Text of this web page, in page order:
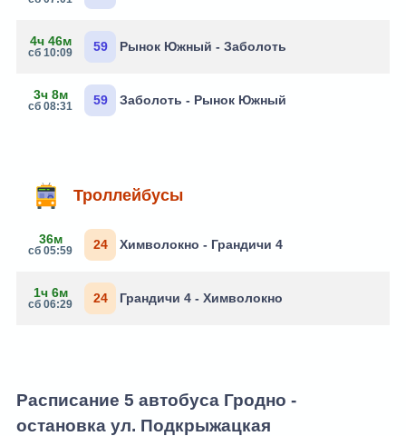
4ч 46м
сб 10:09 59 Рынок Южный - Заболоть
3ч 8м
сб 08:31 59 Заболоть - Рынок Южный
Троллейбусы
36м
сб 05:59 24 Химволокно - Грандичи 4
1ч 6м
сб 06:29 24 Грандичи 4 - Химволокно
Расписание 5 автобуса Гродно -
остановка ул. Подкрыжацкая